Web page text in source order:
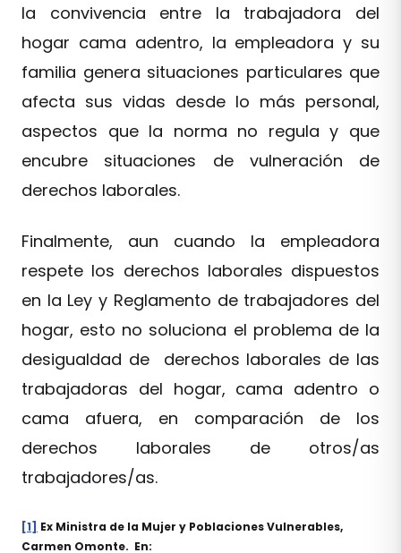
la convivencia entre la trabajadora del
hogar cama adentro, la empleadora y su
familia genera situaciones particulares que
afecta sus vidas desde lo más personal,
aspectos que la norma no regula y que
encubre situaciones de vulneración de
derechos laborales.
Finalmente, aun cuando la empleadora
respete los derechos laborales dispuestos
en la Ley y Reglamento de trabajadores del
hogar, esto no soluciona el problema de la
desigualdad de derechos laborales de las
trabajadoras del hogar, cama adentro o
cama afuera, en comparación de los
derechos laborales de otros/as
trabajadores/as.
[1] Ex Ministra de la Mujer y Poblaciones Vulnerables,
Carmen Omonte. En: